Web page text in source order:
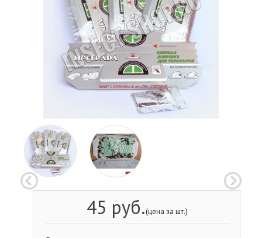
45 руб.(цена за шт.)